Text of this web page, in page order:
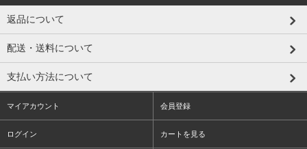
返品について
配送・送料について
支払い方法について
マイアカウント 会員登録
ログイン カートを見る